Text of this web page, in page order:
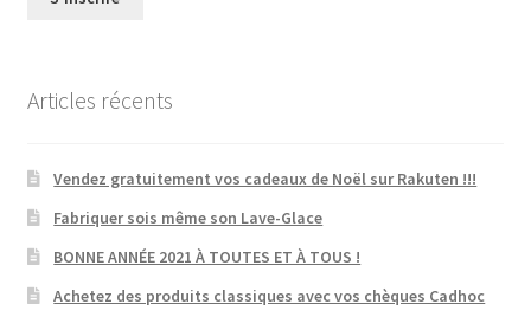
Articles récents
Vendez gratuitement vos cadeaux de Noël sur Rakuten !!!
Fabriquer sois même son Lave-Glace
BONNE ANNÉE 2021 À TOUTES ET À TOUS !
Achetez des produits classiques avec vos chèques Cadhoc